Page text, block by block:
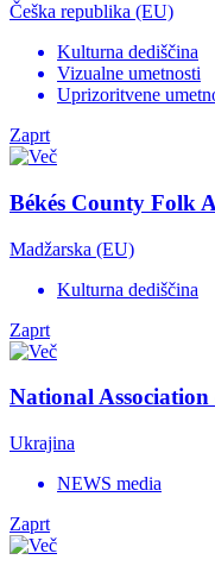
Češka republika (EU)
Kulturna dediščina
Vizualne umetnosti
Uprizoritvene
Zaprt
Békés County Folk
Madžarska (EU)
Kulturna dediščina
Zaprt
National
Ukrajina
NEWS media
Zaprt